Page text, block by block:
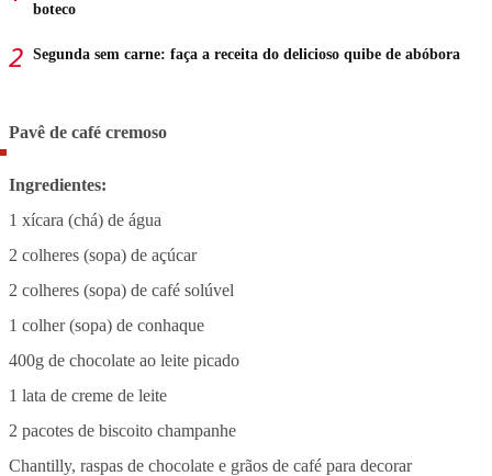
boteco
Segunda sem carne: faça a receita do delicioso quibe de abóbora
Pavê de café cremoso
Ingredientes:
1 xícara (chá) de água
2 colheres (sopa) de açúcar
2 colheres (sopa) de café solúvel
1 colher (sopa) de conhaque
400g de chocolate ao leite picado
1 lata de creme de leite
2 pacotes de biscoito champanhe
Chantilly, raspas de chocolate e grãos de café para decorar